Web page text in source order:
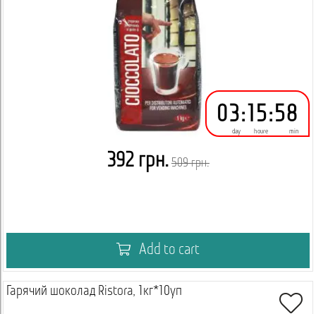
03
day
: 15
houre
:58
min
392 грн. 509 грн.
Add to cart
Гарячий шоколад Ristora, 1кг*10уп